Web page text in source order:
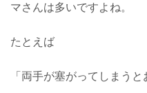
マさんは多いですよね。
たとえば
「両手が塞がってしまうと